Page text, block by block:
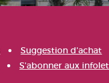
Suggestion d'achat
S'abonner aux